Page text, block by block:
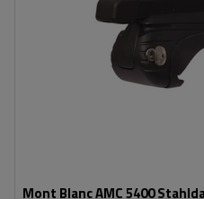
Mont Blanc AMC 5400